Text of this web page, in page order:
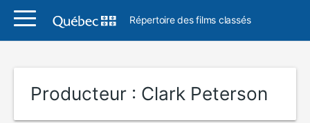
Répertoire des films classés
Producteur : Clark Peterson